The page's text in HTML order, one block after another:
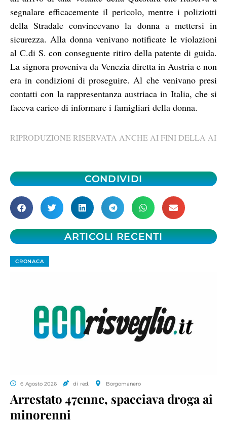
segnalare efficacemente il pericolo, mentre i poliziotti
della Stradale convincevano la donna a mettersi in
sicurezza. Alla donna venivano notificate le violazioni
al C.di S. con conseguente ritiro della patente di guida.
La signora proveniva da Venezia diretta in Austria e non
era in condizioni di proseguire. Al che venivano presi
contatti con la rappresentanza austriaca in Italia, che si
faceva carico di informare i famigliari della donna.
RIPRODUZIONE RISERVATA ANCHE AI FINI DELLA AI
CONDIVIDI
ARTICOLI RECENTI
CRONACA
6 Agosto 2026 di red. Borgomanero
Arrestato 47enne, spacciava droga ai
minorenni